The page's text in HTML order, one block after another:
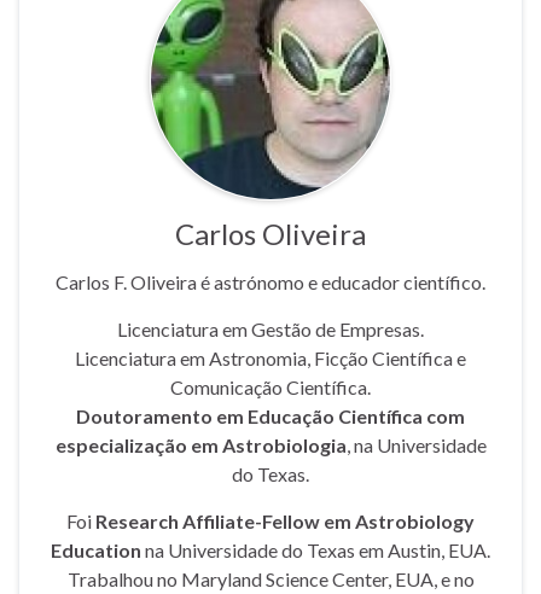
Carlos Oliveira
Carlos F. Oliveira é astrónomo e educador científico.
Licenciatura em Gestão de Empresas.
Licenciatura em Astronomia, Ficção Científica e
Comunicação Científica.
Doutoramento em Educação Científica com
especialização em Astrobiologia , na Universidade
do Texas.
Foi Research Affiliate-Fellow em Astrobiology
Education na Universidade do Texas em Austin, EUA.
Trabalhou no Maryland Science Center, EUA, e no